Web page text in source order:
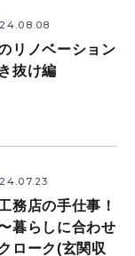
24.08.08
リノベーション
抜け編
24.07.23
務店の手仕事！
暮らしに合わせ
ローク(玄関収